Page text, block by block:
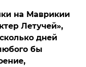
на Маврикии
Летучей»,
дней
бы